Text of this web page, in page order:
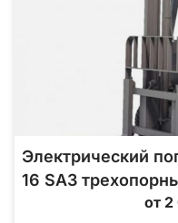
Электрический
16 SA3
от